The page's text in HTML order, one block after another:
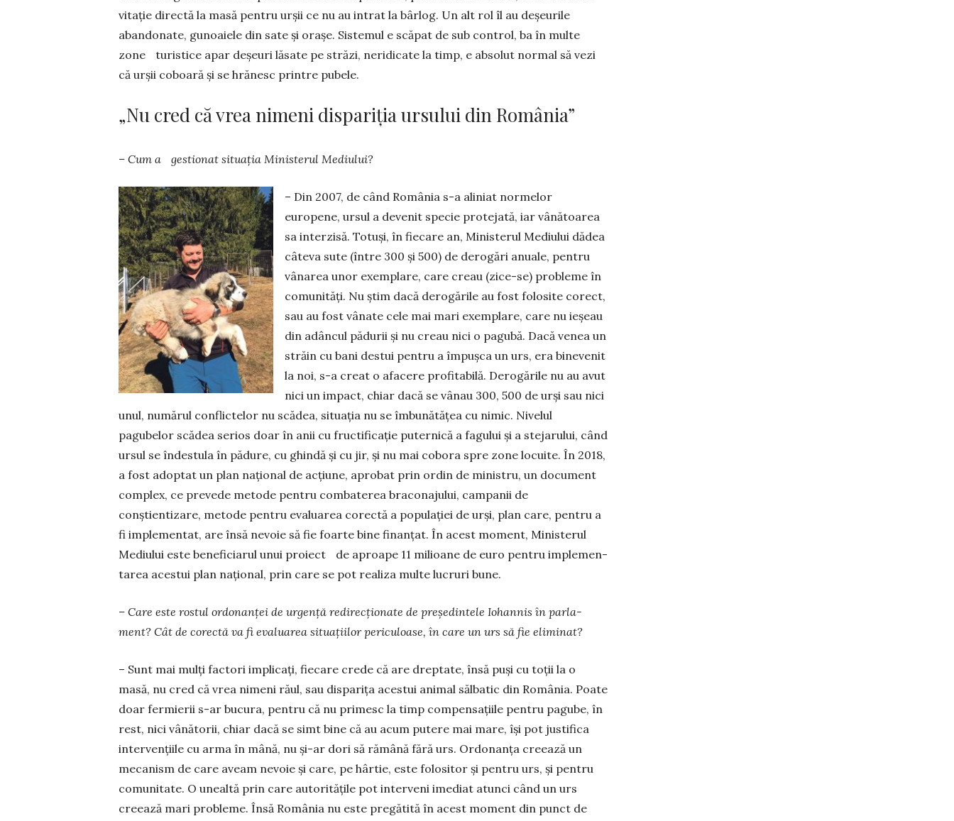
vitație directă la masă pentru urșii ce nu au intrat la bârlog. Un alt rol îl au deșeurile
abandonate, gunoa­iele din sate și orașe. Sistemul e scăpat de sub con­trol, ba în multe
zone tu­ris­tice apar de­șeuri lăsate pe străzi, ne­ridicate la timp, e absolut nor­mal să vezi
că urșii coboară și se hrănesc printre pubele.
„Nu cred că vrea nimeni dispariția ursului din România”
– Cum a gestionat situația Ministerul Mediu­lui?
– Din 2007, de când România s-a aliniat nor­melor
europene, ursul a devenit specie protejată, iar vânătoarea
sa interzisă. Totuși, în fiecare an, Mi­nisterul Mediului dădea
câteva sute (între 300 și 500) de derogări anuale, pentru
vânarea unor exem­plare, care creau (zice-se) probleme în
comu­ni­tăți. Nu știm dacă derogările au fost folosite co­rect,
sau au fost vânate cele mai mari exemplare, care nu ieșeau
din adâncul pădurii și nu creau nici o pagubă. Dacă venea un
străin cu bani destui pen­tru a împușca un urs, era binevenit
la noi, s-a creat o afacere profitabilă. Derogările nu au avut
nici un impact, chiar dacă se vânau 300, 500 de urși sau nici
unul, numărul conflictelor nu scădea, situația nu se îmbunătățea cu nimic. Nivelul
pagubelor scă­dea serios doar în anii cu fructificație puternică a fa­gului și a stejarului, când
ursul se îndestula în pă­dure, cu ghindă și cu jir, și nu mai cobora spre zone locuite. În 2018,
a fost adoptat un plan național de acțiune, aprobat prin ordin de ministru, un do­cument
complex, ce prevede metode pentru com­baterea braconajului, campanii de
conștientizare, metode pentru evaluarea corectă a populației de urși, plan care, pentru a
fi implementat, are însă nevoie să fie foarte bine finanțat. În acest moment, Mi­nisterul
Mediului este beneficiarul unui proiect de aproape 11 milioane de euro pentru implemen­
tarea acestui plan național, prin care se pot realiza multe lucruri bune.
– Care este rostul ordonanței de urgență re­direcționate de președintele Iohannis în parla­
ment? Cât de corectă va fi evaluarea situațiilor periculoase, în care un urs să fie eliminat?
– Sunt mai mulți factori implicați, fiecare crede că are dreptate, însă puși cu toții la o
masă, nu cred că vrea nimeni răul, sau disparița acestui animal săl­batic din România. Poate
doar fermierii s-ar bucu­ra, pentru că nu primesc la timp compensațiile pentru pagube, în
rest, nici vânătorii, chiar dacă se simt bine că au acum putere mai mare, își pot justifica
intervențiile cu arma în mână, nu și-ar dori să rămână fără urs. Ordonanța creează un
meca­nism de care aveam nevoie și care, pe hârtie, este fo­lositor și pentru urs, și pentru
comunitate. O unealtă prin care autoritățile pot interveni imediat atunci când un urs
creează mari probleme. Însă Ro­mânia nu este pregătită în acest moment din punct de